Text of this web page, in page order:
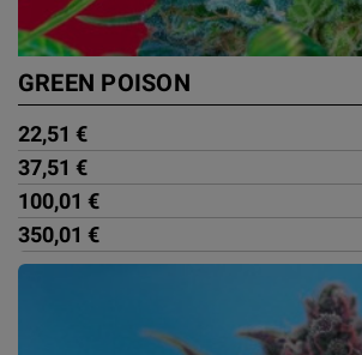
GREEN POISON
22,51 €
37,51 €
100,01 €
350,01 €